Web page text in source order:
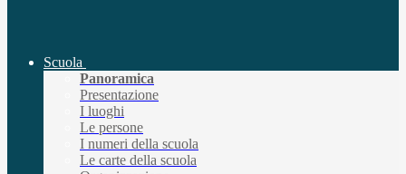
Scuola
Panoramica
Presentazione
I luoghi
Le persone
I numeri della scuola
Le carte della scuola